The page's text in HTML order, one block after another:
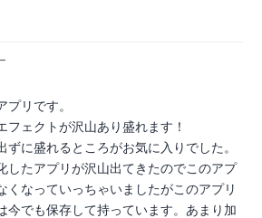
プリです。
フェクトが沢山あり盛れます！
ずに盛れるところがお気に入りでした。
したアプリが沢山出てきたのでこのアプ
くなっていっちゃいましたがこのアプリ
今でも保存して持っています。あまり加